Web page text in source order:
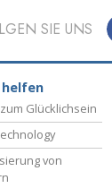
SIE UNS
Glücklichsein
von